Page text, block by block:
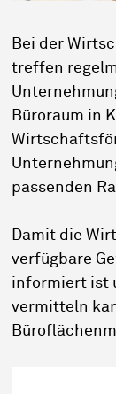
Bei der
treffen
Büroraum in
passenden
Damit die
verfügbare
informiert ist
vermitteln